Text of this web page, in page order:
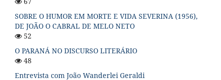
SOBRE O HUMOR EM MORTE E VIDA SEVERINA (1956),
DE JOÃO O CABRAL DE MELO NETO
52
O PARANÁ NO DISCURSO LITERÁRIO
48
Entrevista com João Wanderlei Geraldi